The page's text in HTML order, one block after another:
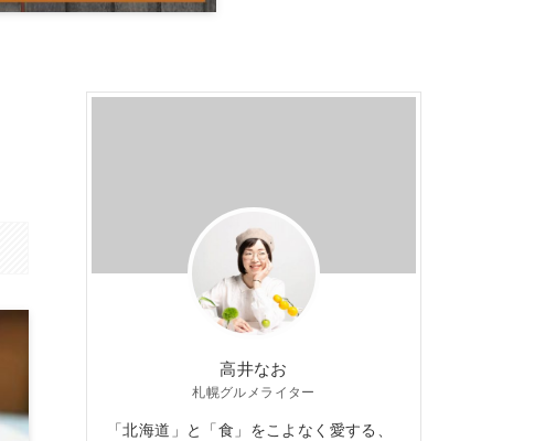
高井なお
札幌グルメライター
「北海道」と「食」をこよなく愛する、